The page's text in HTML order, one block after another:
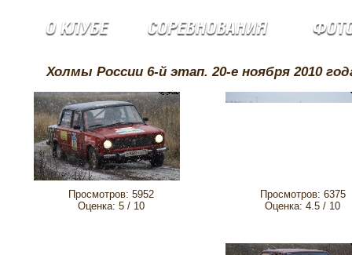
Холмы России 6-й этап. 20-е ноября 2010
Просмотров: 5952
Оценка: 5 / 10
Просмотров: 6375
Оценка: 4.5 / 10